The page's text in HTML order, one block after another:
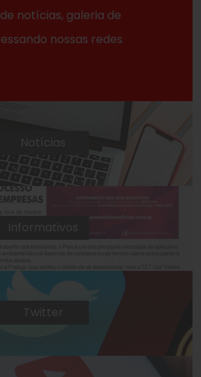
notícias, galeria de
nossas redes
Notícias
Informativos
Twitter